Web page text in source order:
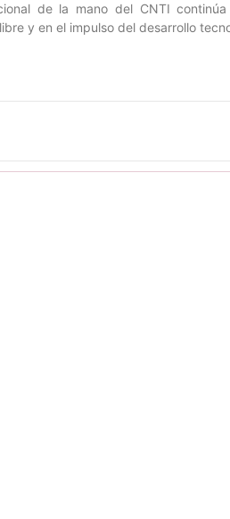
de la mano del CNTI
y en el impulso del desarrollo